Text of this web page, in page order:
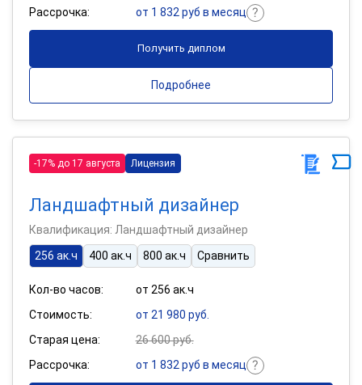
Рассрочка: от 1 832 руб в месяц
Получить диплом
Подробнее
-17% до 17 августа Лицензия
Ландшафтный дизайнер
Квалификация: Ландшафтный дизайнер
256 ак.ч
400 ак.ч 800 ак.ч Сравнить
Кол-во часов:
от 256 ак.ч
Стоимость:
от 21 980 руб.
Старая цена:
26 600 руб.
Рассрочка:
от 1 832 руб в месяц